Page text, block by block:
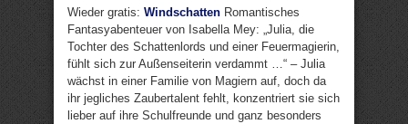
Wieder gratis: Windschatten Romantisches
Fantasyabenteuer von Isabella Mey: „Julia, die
Tochter des Schattenlords und einer Feuermagierin,
fühlt sich zur Außenseiterin verdammt …“ – Julia
wächst in einer Familie von Magiern auf, doch da
ihr jegliches Zaubertalent fehlt, konzentriert sie sich
lieber auf ihre Schulfreunde und ganz besonders